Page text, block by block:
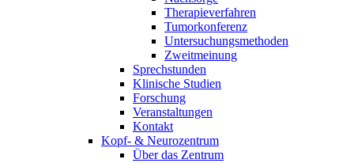
Therapieverfahren
Tumorkonferenz
Untersuchungsmethoden
Zweitmeinung
Sprechstunden
Klinische Studien
Forschung
Veranstaltungen
Kontakt
Kopf- & Neurozentrum
Über das Zentrum